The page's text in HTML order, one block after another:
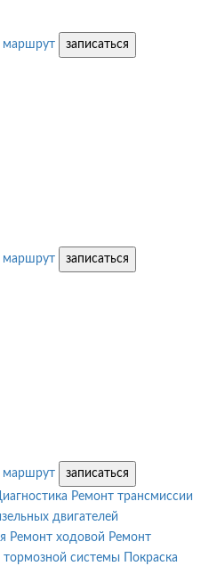
маршрут
записаться
маршрут
записаться
маршрут
записаться
Ремонт трансмиссии
двигателей
Ремонт ходовой Ремонт
тормозной системы
Покраска